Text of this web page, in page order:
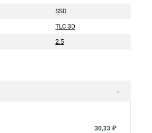
SSD
TLC 3D
2.5
30,33 ₽